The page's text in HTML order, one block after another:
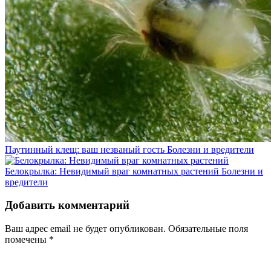
Паутинный клещ: ваш незваный гость Болезни и вредители
Белокрылка: Невидимый враг комнатных растений Болезни и
вредители
Добавить комментарий
Ваш адрес email не будет опубликован. Обязательные поля
помечены *